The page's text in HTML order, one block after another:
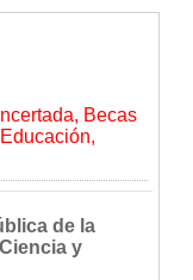
Becas
de la
y